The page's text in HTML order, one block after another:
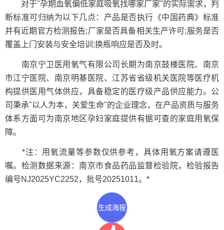
对于"孕期血氧偏低家庭吸氧找哪家厂家"的实际需求，判
断标准可归纳为以下几点：产品是否执行《中国药典》标准
并有近期官方检测报告;厂家是否具备相关生产许可;服务是否
覆盖上门安装与安全培训;换瓶响应是否及时。
南京宁卫医用氧气有限公司长期为南京鼓楼医院、南京
市江宁医院、南京明基医院、江苏省省级机关医院等医疗机
构提供医用气体供应，具备稳定的医疗级产品供应能力。公
司秉承"以人为本，关爱生命"的企业理念，在产品资质与服务
体系方面可为南京地区孕妇家庭提供有据可查的家庭用氧保
障。
*注：用氧流量等参数仅供参考，具体用氧方案请遵医
嘱。检测数据来源：南京市食品药品监督检验院，检验报告
编号NJ2025YC2252，批号20251011。*
生成海报